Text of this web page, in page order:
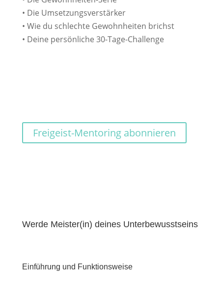
• Die Umsetzungsverstärker
• Wie du schlechte Gewohnheiten brichst
• Deine persönliche 30-Tage-Challenge
Freigeist-Mentoring abonnieren
Werde Meister(in) deines Unterbewusstseins
Einführung und Funktionsweise